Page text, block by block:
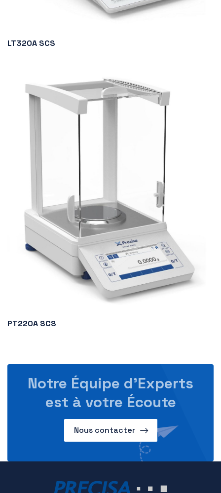
LT320A SCS
PT220A SCS
Notre Équipe d’Experts
est à votre Écoute
Nous contacter